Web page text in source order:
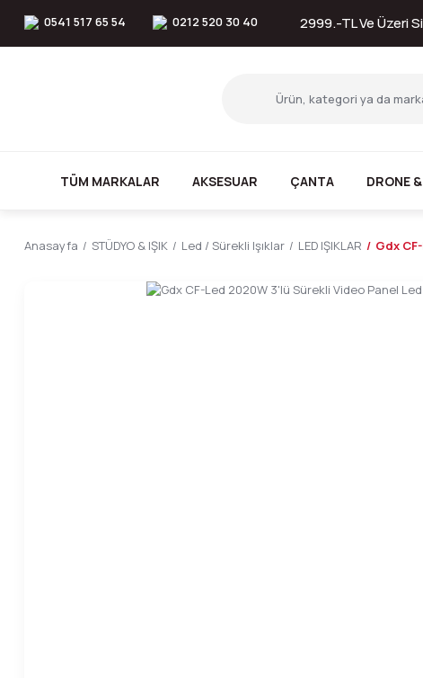
0541 517 65 54 0212 520 30 40 2999.-TL Ve Üzeri
TÜM MARKALAR AKSESUAR ÇANTA DRONE
Anasayfa STÜDYO & IŞIK Led / Sürekli Işıklar LED IŞIKLAR Gdx